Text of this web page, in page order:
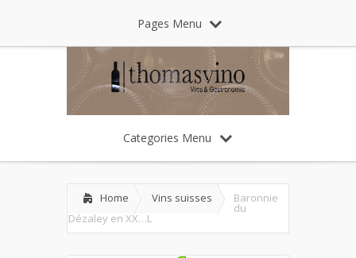
Pages Menu
Categories Menu
Home Vins suisses Baronnie
du
Dézaley en XX…L